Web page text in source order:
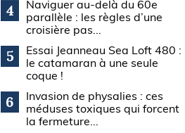
4
Naviguer au-delà du 60e
parallèle : les règles d’une
croisière pas...
5
Essai Jeanneau Sea Loft 480 :
le catamaran à une seule
coque !
6
Invasion de physalies : ces
méduses toxiques qui forcent
la fermeture...